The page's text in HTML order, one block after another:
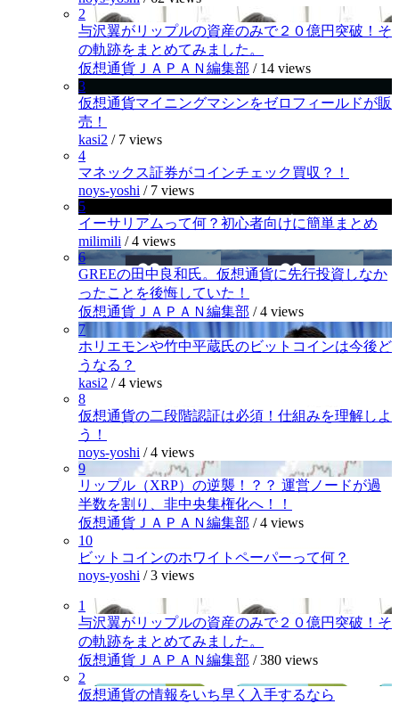
2
与沢翼がリップルの資産のみで２０億円突破！そ
の軌跡をまとめてみました。
仮想通貨ＪＡＰＡＮ編集部 / 14 views
3
仮想通貨マイニングマシンをゼロフィールドが販
売！
kasi2 / 7 views
4
マネックス証券がコインチェック買収？！
noys-yoshi / 7 views
5
イーサリアムって何？初心者向けに簡単まとめ
milimili /4 views
6
GREEの田中良和氏。仮想通貨に先行投資しなか
ったことを後悔していた！
仮想通貨ＪＡＰＡＮ編集部 /4 views
7
ホリエモンや竹中平蔵氏のビットコインは今後ど
うなる？
kasi2 /4 views
8
仮想通貨の二段階認証は必須！仕組みを理解しよ
う！
noys-yoshi /4 views
9
リップル（XRP）の逆襲！？？ 運営ノードが過
半数を割り、非中央集権化へ！！
仮想通貨ＪＡＰＡＮ編集部 /4 views
10
ビットコインのホワイトペーパーって何？
noys-yoshi /3 views
1
与沢翼がリップルの資産のみで２０億円突破！そ
の軌跡をまとめてみました。
仮想通貨ＪＡＰＡＮ編集部 /380 views
2
仮想通貨の情報をいち早く入手するなら